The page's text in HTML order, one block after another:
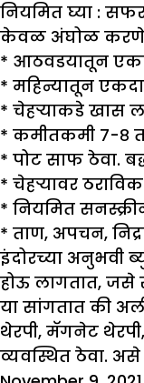
नियमित घ्या :
केवळ अंघोळ करणे हे
* आठवडयातून
* महिन्यातून
* चेहऱ्याकडे खास
* कमीतकमी ७-८
* पोट साफ ठेवा.
* चेहऱ्यावर
* नियमित
* ताण, अपचन,
इंदोरच्या अनुभवी
होऊ लागतात, जसे
या सांगतात की
थेरपी, मॅगनेट
व्यवस्थित ठेवा.